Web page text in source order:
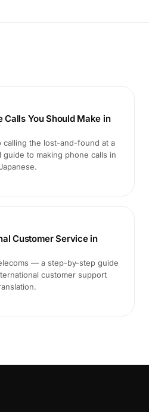
Calls You Should Make in
calling the lost-and-found at a
to making phone calls in
Customer Service in
— a step-by-step guide
customer support